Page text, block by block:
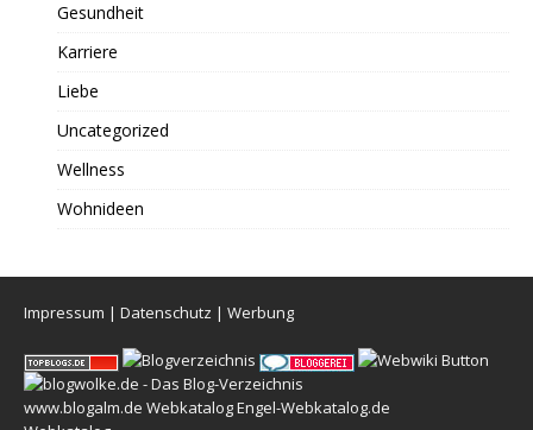
Gesundheit
Karriere
Liebe
Uncategorized
Wellness
Wohnideen
Impressum | Datenschutz | Werbung
www.blogalm.de WebkatalogEngel-Webkatalog.de